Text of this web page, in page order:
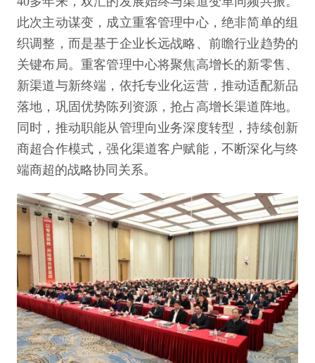
此次主动谋变，成立重客管理中心，绝非简单的组
织调整，而是基于企业长远战略、前瞻行业趋势的
关键布局。重客管理中心将聚焦高增长的新零售、
新渠道与新终端，依托专业化运营，推动适配新品
落地，巩固优势陈列资源，抢占高增长渠道阵地。
同时，推动职能从管理向业务深度转型，持续创新
商超合作模式，强化渠道客户赋能，不断深化与终
端商超的战略协同关系。